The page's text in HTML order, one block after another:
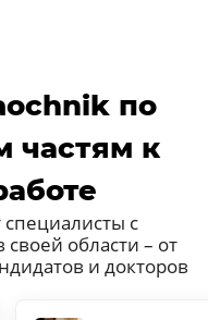
по
частям к
с
области – от
и докторов